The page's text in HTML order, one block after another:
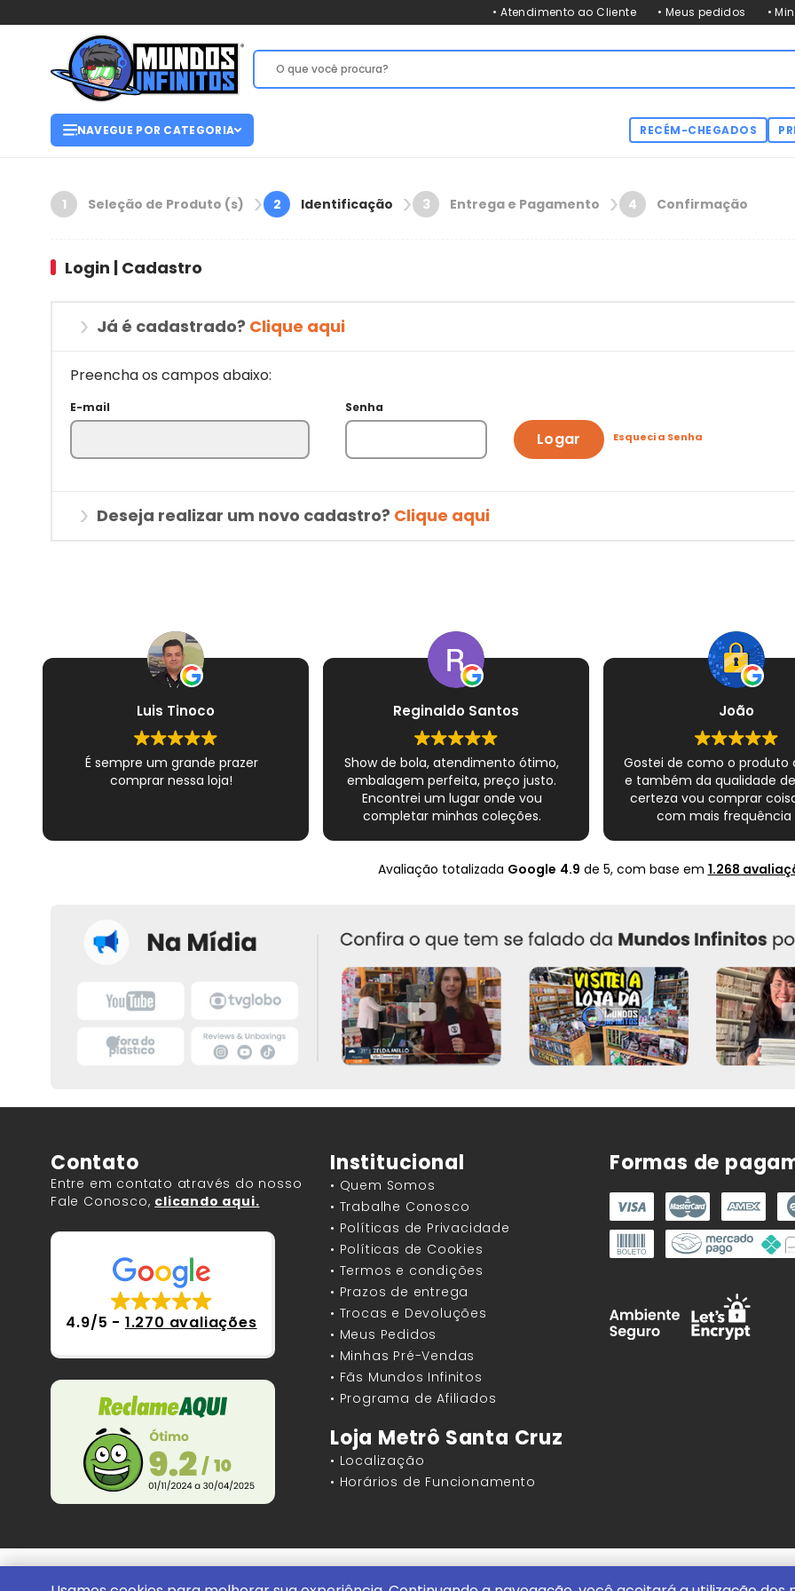
• Atendimento ao Cliente • Meus pedidos •
NAVEGUE POR CATEGORIA RECÉM-CHEGADOS
1 Seleção de Produto (s) 2 Identificação 3 Entrega e Pagamento 4 Confirmação
Login | Cadastro
Já é cadastrado? Clique aqui
Preencha os campos abaixo:
E-mail Senha
Logar Esqueci a Senha
Deseja realizar um novo cadastro? Clique aqui
Luis Tinoco
É sempre um grande prazer
comprar nessa loja!
Reginaldo Santos
Show de bola, atendimento ótimo,
embalagem perfeita, preço justo.
Encontrei um lugar onde vou
completar minhas coleções.
épico dos quadrinhos e novamente
João
Gostei de como o produto
e também da qualidade
certeza vou comprar
com mais frequência
Avaliação totalizada Google 4.9 de 5, com base em 1.268
Contato
Entre em contato através do nosso
Fale Conosco, clicando aqui.
4.9/5 - 1.270 avaliações
Institucional
• Quem Somos
• Trabalhe Conosco
• Políticas de Privacidade
• Políticas de Cookies
• Termos e condições
• Prazos de entrega
• Trocas e Devoluções
• Meus Pedidos
• Minhas Pré-Vendas
• Fãs Mundos Infinitos
• Programa de Afiliados
Loja Metrô Santa Cruz
• Localização
• Horários de Funcionamento
Formas de
Mundos Infinitos - Publicações e Geek Store |ContentStuff Publicações e Assinaturas Ltda. CNPJ -